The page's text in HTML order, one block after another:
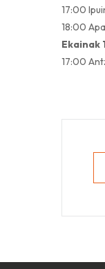
17:00
18:00
Ekainak
17:00